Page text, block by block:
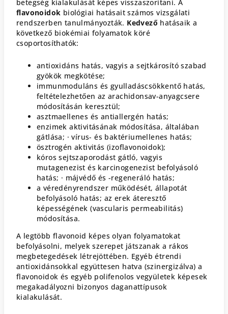
betegség kialakulását képes visszaszorítani. A
flavonoidok biológiai hatásait számos vizsgálati
rendszerben tanulmányozták. Kedvező hatásaik a
következő biokémiai folyamatok köré
csoportosíthatók:
antioxidáns hatás, vagyis a sejtkárosító szabad
gyökök megkötése;
immunmoduláns és gyulladáscsökkentő hatás,
feltételezhetően az arachidonsav-anyagcsere
módosításán keresztül;
asztmaellenes és antiallergén hatás;
enzimek aktivitásának módosítása, általában
gátlása; · vírus- és baktériumellenes hatás;
ösztrogén aktivitás (izoflavonoidok);
kóros sejtszaporodást gátló, vagyis
mutagenezist és karcinogenezist befolyásoló
hatás; · májvédő és -regeneráló hatás;
a véredényrendszer működését, állapotát
befolyásoló hatás; az erek áteresztő
képességének (vascularis permeabilitás)
módosítása.
A legtöbb flavonoid képes olyan folyamatokat
befolyásolni, melyek szerepet játszanak a rákos
megbetegedések létrejöttében. Egyéb étrendi
antioxidánsokkal együttesen hatva (szinergizálva) a
flavonoidok és egyéb polifenolos vegyületek képesek
megakadályozni bizonyos daganattípusok
kialakulását.